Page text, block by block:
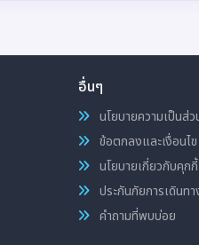
อื่นๆ
นโยบายความเป็นส่ว
ข้อตกลงและเงื่อนไข
นโยบายเกี่ยวกับคุกกี้
ประกันภัยการเดินทา
คำถามที่พบบ่อย